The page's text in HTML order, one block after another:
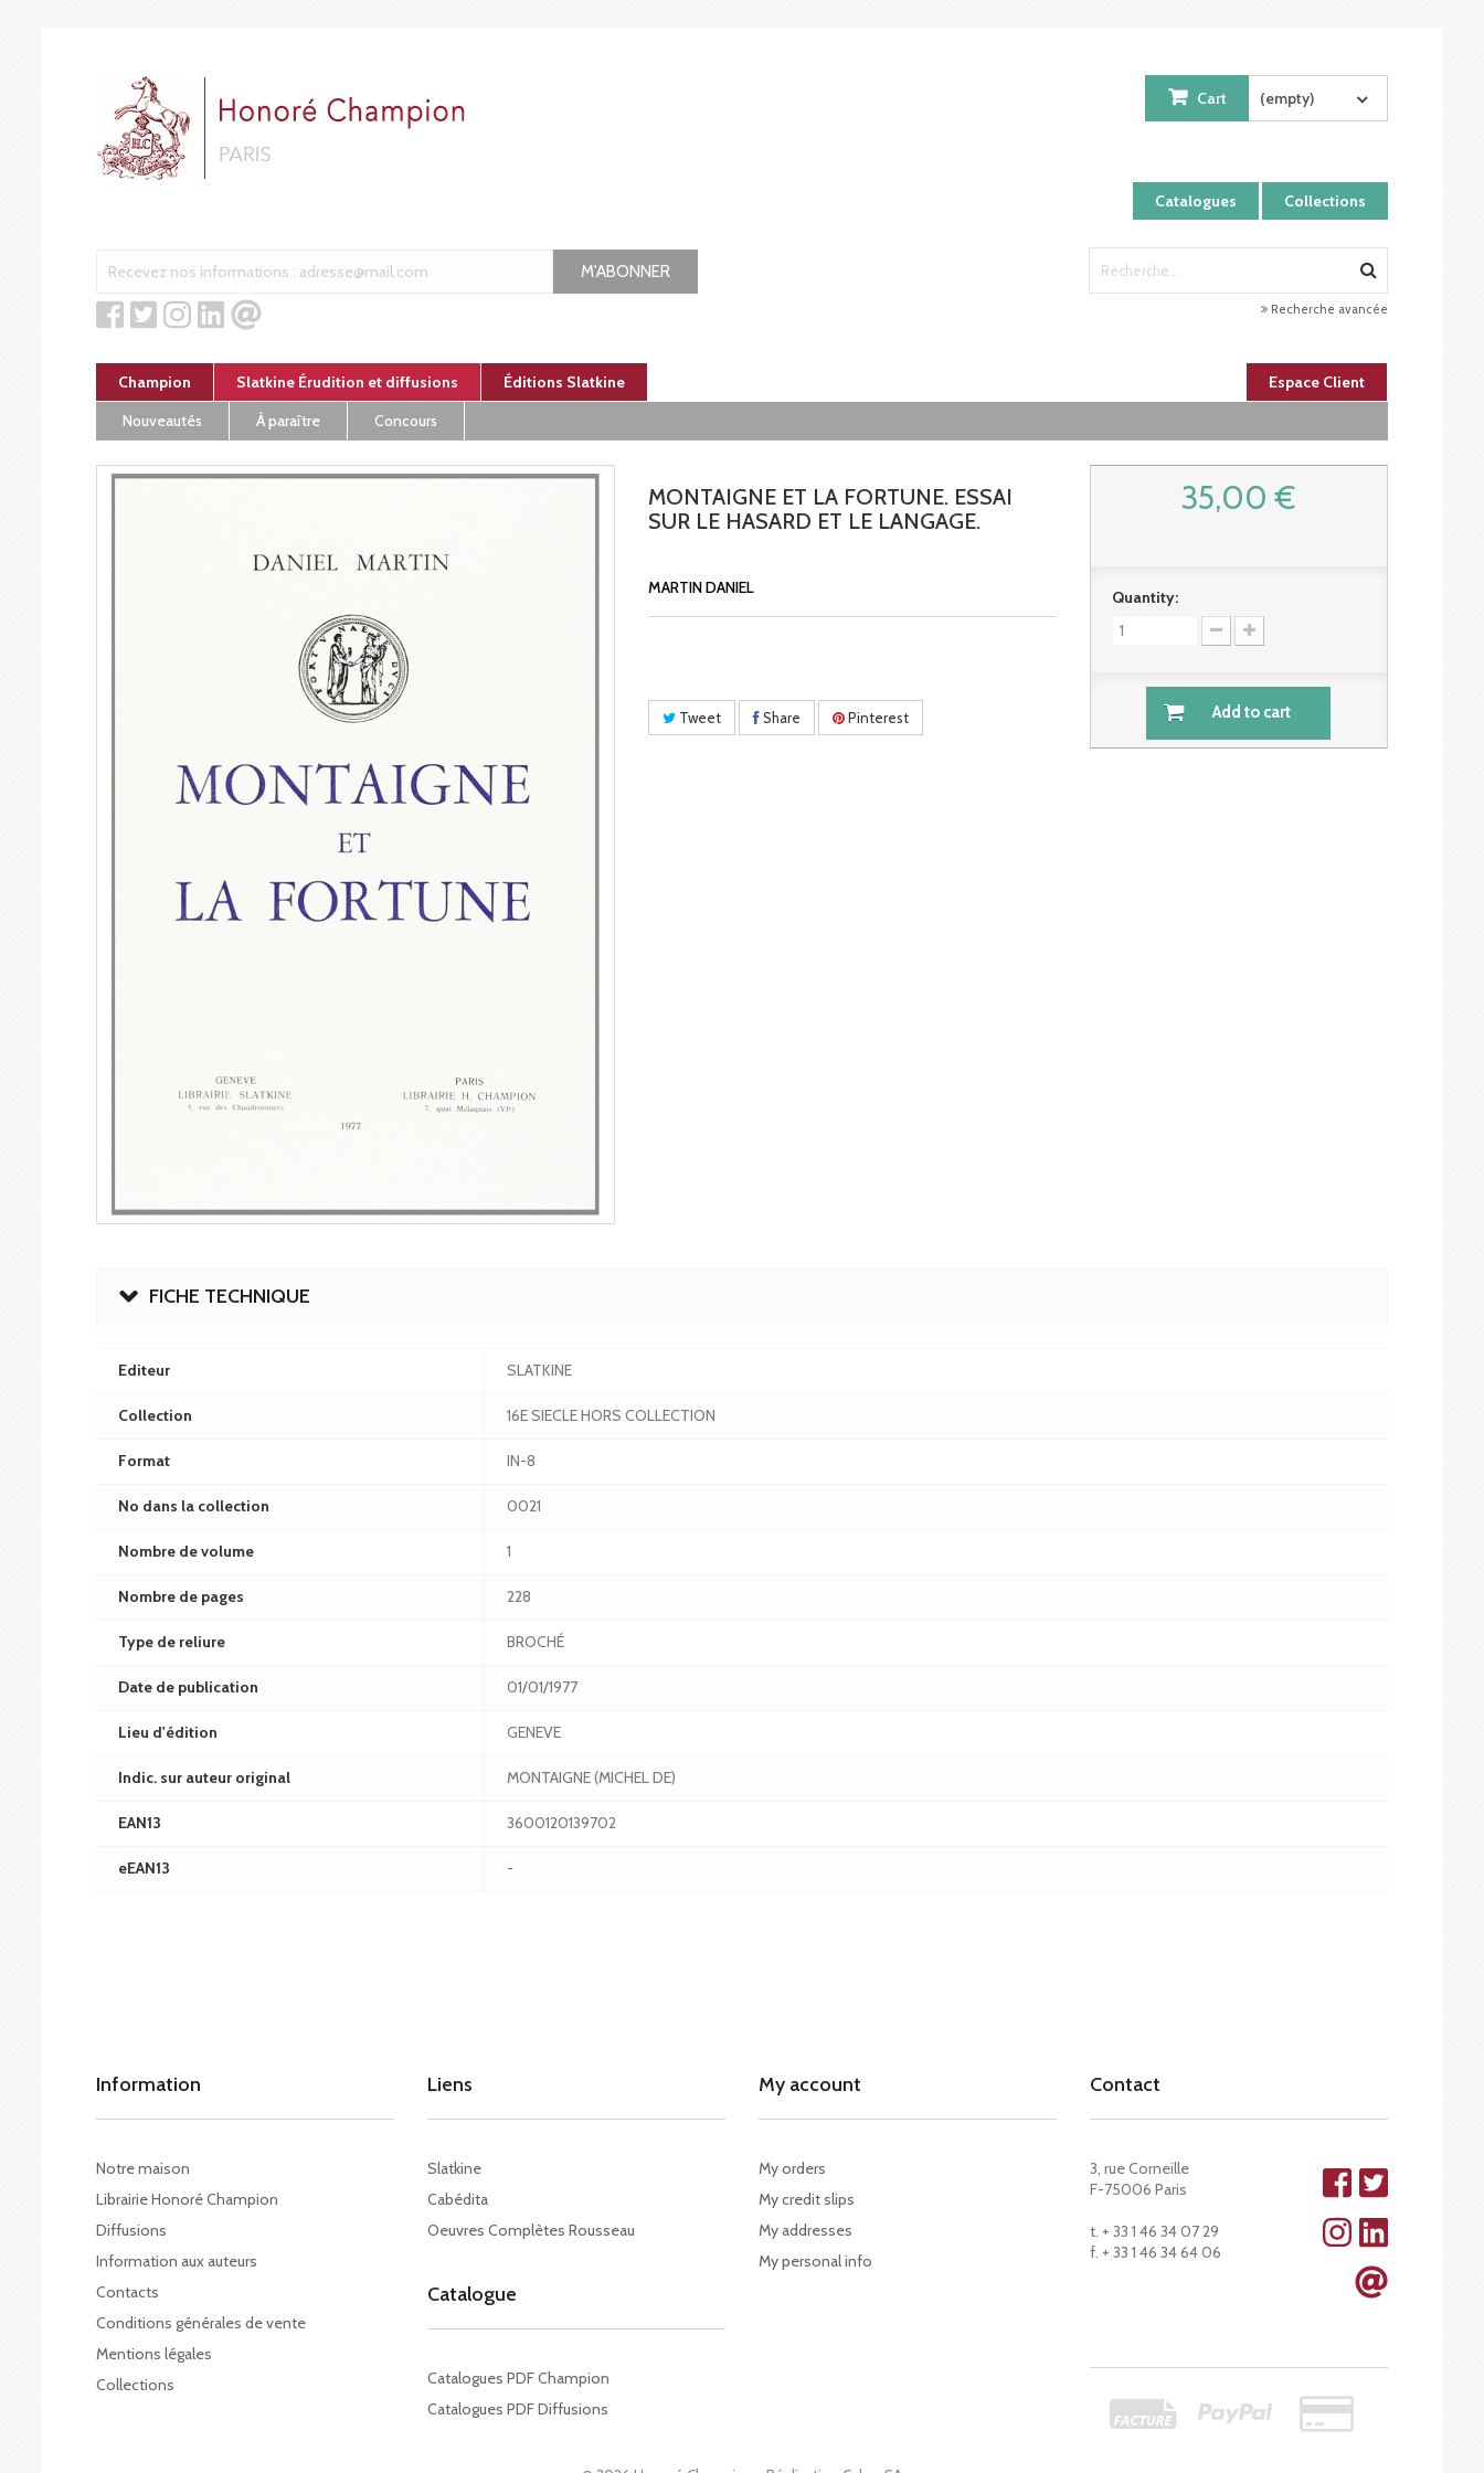
Catalogues Collections
Cart (empty)
M'ABONNER
Recherche avancée
Champion Slatkine Érudition et diffusions Éditions Slatkine
Espace Client
Nouveautés
À paraître Concours
MONTAIGNE ET LA FORTUNE. ESSAI
SUR LE HASARD ET LE LANGAGE.
MARTIN DANIEL
Tweet Share Pinterest
35,00 €
Quantity:
Add to cart
FICHE TECHNIQUE
Editeur SLATKINE
Collection 16E SIECLE HORS COLLECTION
Format IN-8
No dans la collection 0021
Nombre de volume 1
Nombre de pages 228
Type de reliure BROCHÉ
Date de publication 01/01/1977
Lieu d'édition GENEVE
Indic. sur auteur original MONTAIGNE (MICHEL DE)
EAN13 3600120139702
eEAN13 -
Information
Notre maison
Librairie Honoré Champion
Diffusions
Information aux auteurs
Contacts
Conditions générales de vente
Mentions légales
Collections
Liens
Slatkine
Cabédita
Oeuvres Complètes Rousseau
Catalogue
Catalogues PDF Champion
Catalogues PDF Diffusions
My account
My orders
My credit slips
My addresses
My personal info
Contact
3, rue Corneille
F-75006 Paris
t. + 33 1 46 34 07 29
f. + 33 1 46 34 64 06